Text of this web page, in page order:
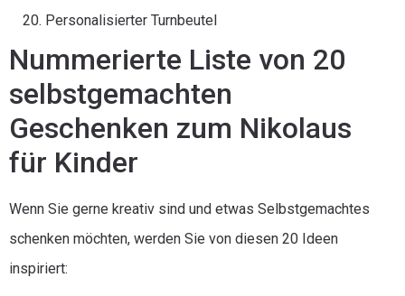
Personalisierter Turnbeutel
Nummerierte Liste von 20
selbstgemachten
Geschenken zum Nikolaus
für Kinder
Wenn Sie gerne kreativ sind und etwas Selbstgemachtes
schenken möchten, werden Sie von diesen 20 Ideen
inspiriert: